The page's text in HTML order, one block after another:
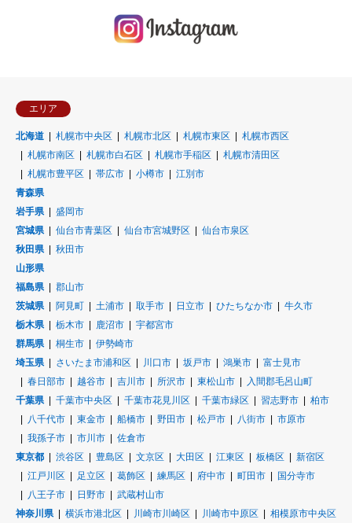
エリア
北海道 札幌市中央区 札幌市北区 札幌市東区
札幌市西区
札幌市南区
札幌市白石区 札幌市手稲区
札幌市清田区
札幌市豊平区
帯広市 小樽市
江別市
青森県
岩手県
盛岡市
宮城県
仙台市青葉区 仙台市宮城野区
仙台市泉区
秋田県
秋田市
山形県
福島県
郡山市
茨城県
阿見町 土浦市 取手市 日立市 ひたちなか市
牛久市
栃木県
栃木市 鹿沼市
宇都宮市
群馬県
桐生市
伊勢崎市
埼玉県
さいたま市浦和区 川口市 坂戸市 鴻巣市
富士見市
春日部市
越谷市 吉川市 所沢市 東松山市
入間郡毛呂山町
千葉県
千葉市中央区 千葉市花見川区 千葉市緑区 習志野市
柏市
八千代市
東金市 船橋市 野田市 松戸市 八街市
市原市
我孫子市
市川市
佐倉市
東京都
渋谷区 豊島区 文京区 大田区 江東区 板橋区
新宿区
江戸川区
足立区 葛飾区 練馬区 府中市 町田市
国分寺市
八王子市
日野市
武蔵村山市
神奈川県
横浜市港北区 川崎市川崎区 川崎市中原区
相模原市中央区